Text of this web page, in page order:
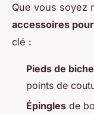
Que vous soyez
accessoires
clé :
Pieds de biche
points de
Épingles de